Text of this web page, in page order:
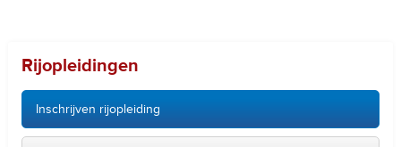
Rijopleidingen
Inschrijven rijopleiding